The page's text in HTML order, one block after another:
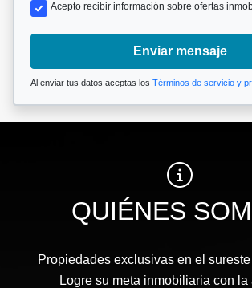
Acepto recibir información sobre ofertas
Enviar mensaje
Al enviar tus datos aceptas los Términos de servicio y
QUIÉNES
Propiedades exclusivas en el
Logre su meta inmobiliaria con la